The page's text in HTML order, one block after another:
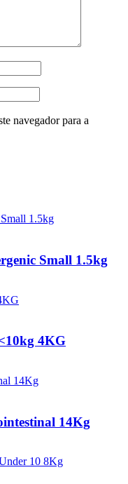
navegador para a
Small 1.5kg
4KG
14Kg